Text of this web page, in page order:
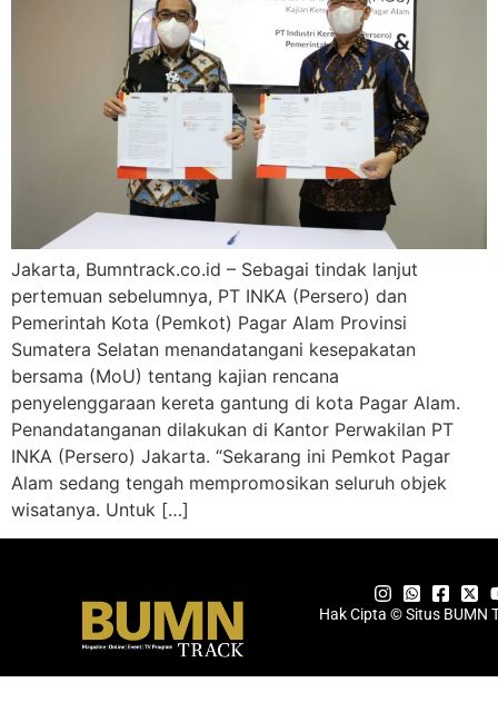
Jakarta, Bumntrack.co.id – Sebagai tindak lanjut
pertemuan sebelumnya, PT INKA (Persero) dan
Pemerintah Kota (Pemkot) Pagar Alam Provinsi
Sumatera Selatan menandatangani kesepakatan
bersama (MoU) tentang kajian rencana
penyelenggaraan kereta gantung di kota Pagar Alam.
Penandatanganan dilakukan di Kantor Perwakilan PT
INKA (Persero) Jakarta. “Sekarang ini Pemkot Pagar
Alam sedang tengah mempromosikan seluruh objek
wisatanya. Untuk […]
Hak Cipta © Situs BUMN